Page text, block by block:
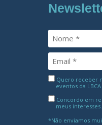
Quero receber
eventos da LBCA
Concordo em
meus
*Não enviamos